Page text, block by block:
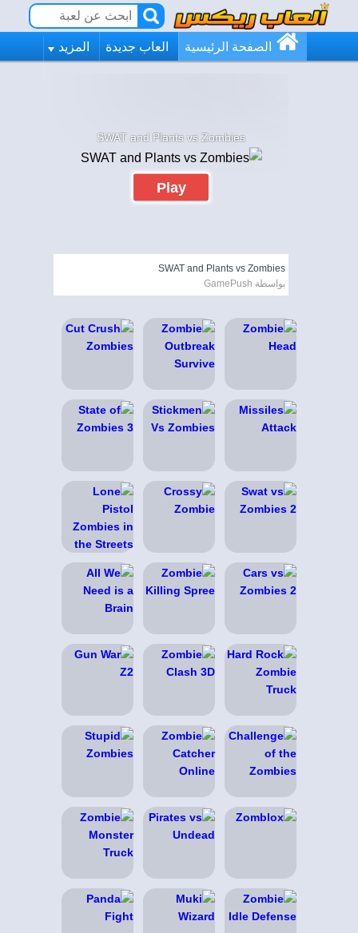
الصفحة الرئيسية العاب جديدة المزيد
SWAT and Plants vs Zombies
Play
SWAT and Plants vs Zombies
بواسطة GamePush